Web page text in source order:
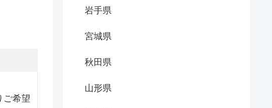
ご希望
岩手県
宮城県
秋田県
山形県